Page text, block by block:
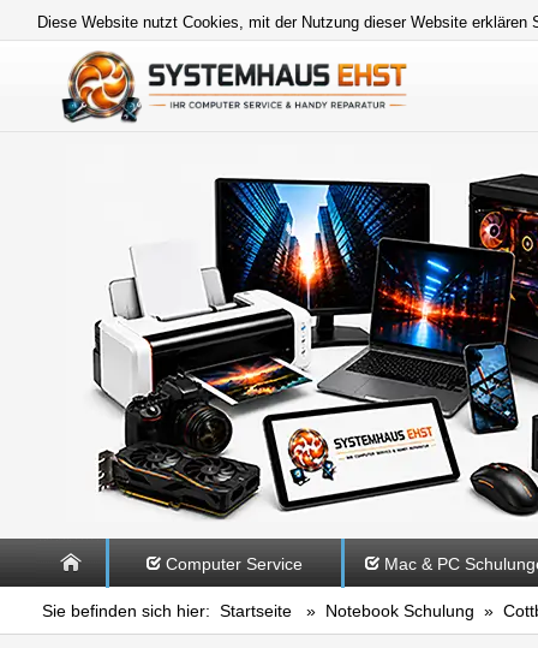
Diese Website nutzt Cookies, mit der Nutzung dieser Website
Computer Service Mac & PC
Sie befinden sich hier: Startseite » Notebook Schulung »